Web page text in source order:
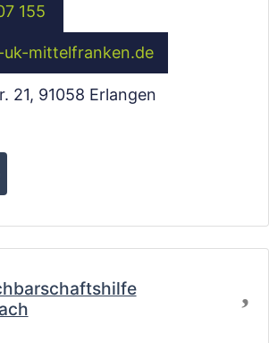
155
uk-mittelfranken.de
21, 91058 Erlangen